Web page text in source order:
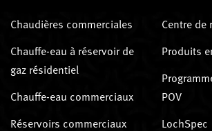
Chaudières commerciales
Chauffe-eau à réservoir de
gaz résidentiel
Chauffe-eau commerciaux
Réservoirs commerciaux
Centre de
Produits
POV
LochSpec